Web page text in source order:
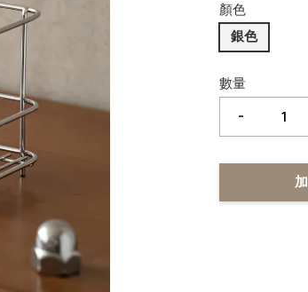
顏色
銀色
數量
-